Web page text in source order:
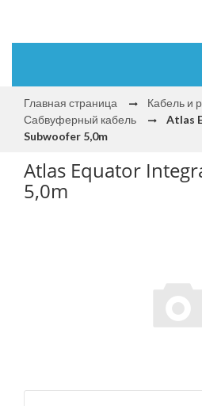
Главная страница
Кабель и
Сабвуферный кабель
Atlas
Subwoofer 5,0m
Atlas Equator
5,0m